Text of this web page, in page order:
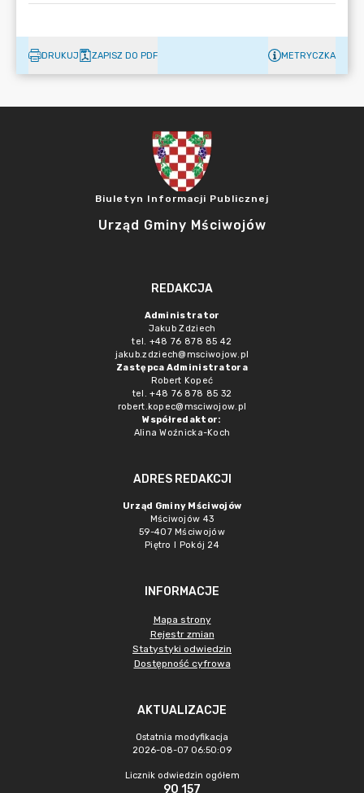
DRUKUJ ZAPISZ DO PDF METRYCZKA
Biuletyn Informacji Publicznej
Urząd Gminy Mściwojów
REDAKCJA
Administrator
Jakub Zdziech
tel. +48 76 878 85 42
jakub.zdziech@msciwojow.pl
Zastępca Administratora
Robert Kopeć
tel. +48 76 878 85 32
robert.kopec@msciwojow.pl
Współredaktor:
Alina Woźnicka-Koch
ADRES REDAKCJI
Urząd Gminy Mściwojów
Mściwojów 43
59-407 Mściwojów
Piętro I Pokój 24
INFORMACJE
Mapa strony
Rejestr zmian
Statystyki odwiedzin
Dostępność cyfrowa
AKTUALIZACJE
Ostatnia modyfikacja
2026-08-07 06:50:09
Licznik odwiedzin ogółem
90 157